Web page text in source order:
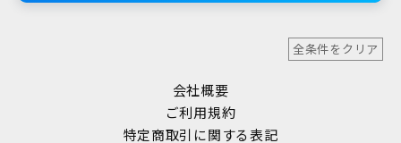
全条件をクリア
会社概要
ご利用規約
特定商取引に関する表記